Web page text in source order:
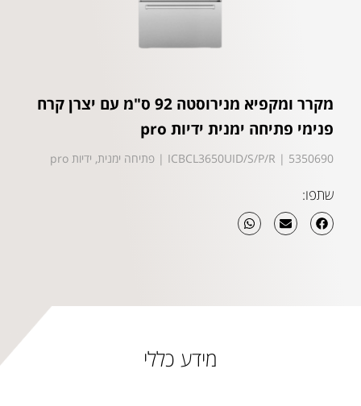
מקרר ומקפיא מנירוסטה 92 ס"מ עם יצרן קרח
פנימי פתיחה ימנית ידיות pro
5350690 | ICBCL3650UID/S/P/R | פתיחה ימנית, ידיות pro
שתפו:
מידע כללי